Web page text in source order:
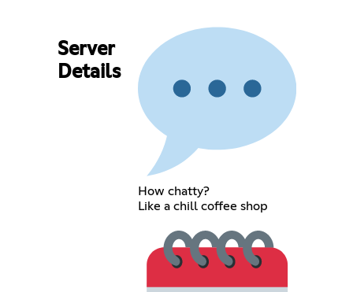
Server
Details
How chatty?
Like a chill coffee shop